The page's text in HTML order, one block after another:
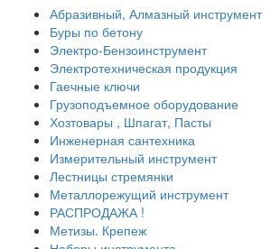
Абразивный, Алмазный инструмент
Буры по бетону
Электро-Бензоинструмент
Электротехническая продукция
Гаечные ключи
Грузоподъемное оборудование
Хозтовары , Шпагат, Пасты
Инженерная сантехника
Измерительный инструмент
Лестницы стремянки
Металлорежущий инструмент
РАСПРОДАЖА !
Метизы. Крепеж